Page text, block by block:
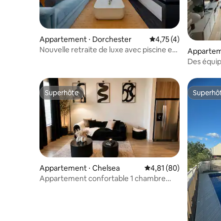
Appartement ⋅ Dorchester Évaluation moyenne
4,75 (4)
Nouvelle retraite de luxe avec piscine et
Des
Superhôte
Superhôte
Appartement ⋅ Chelsea Évaluation moyenne
4,81 (80)
Appartement confortable 1 chambre